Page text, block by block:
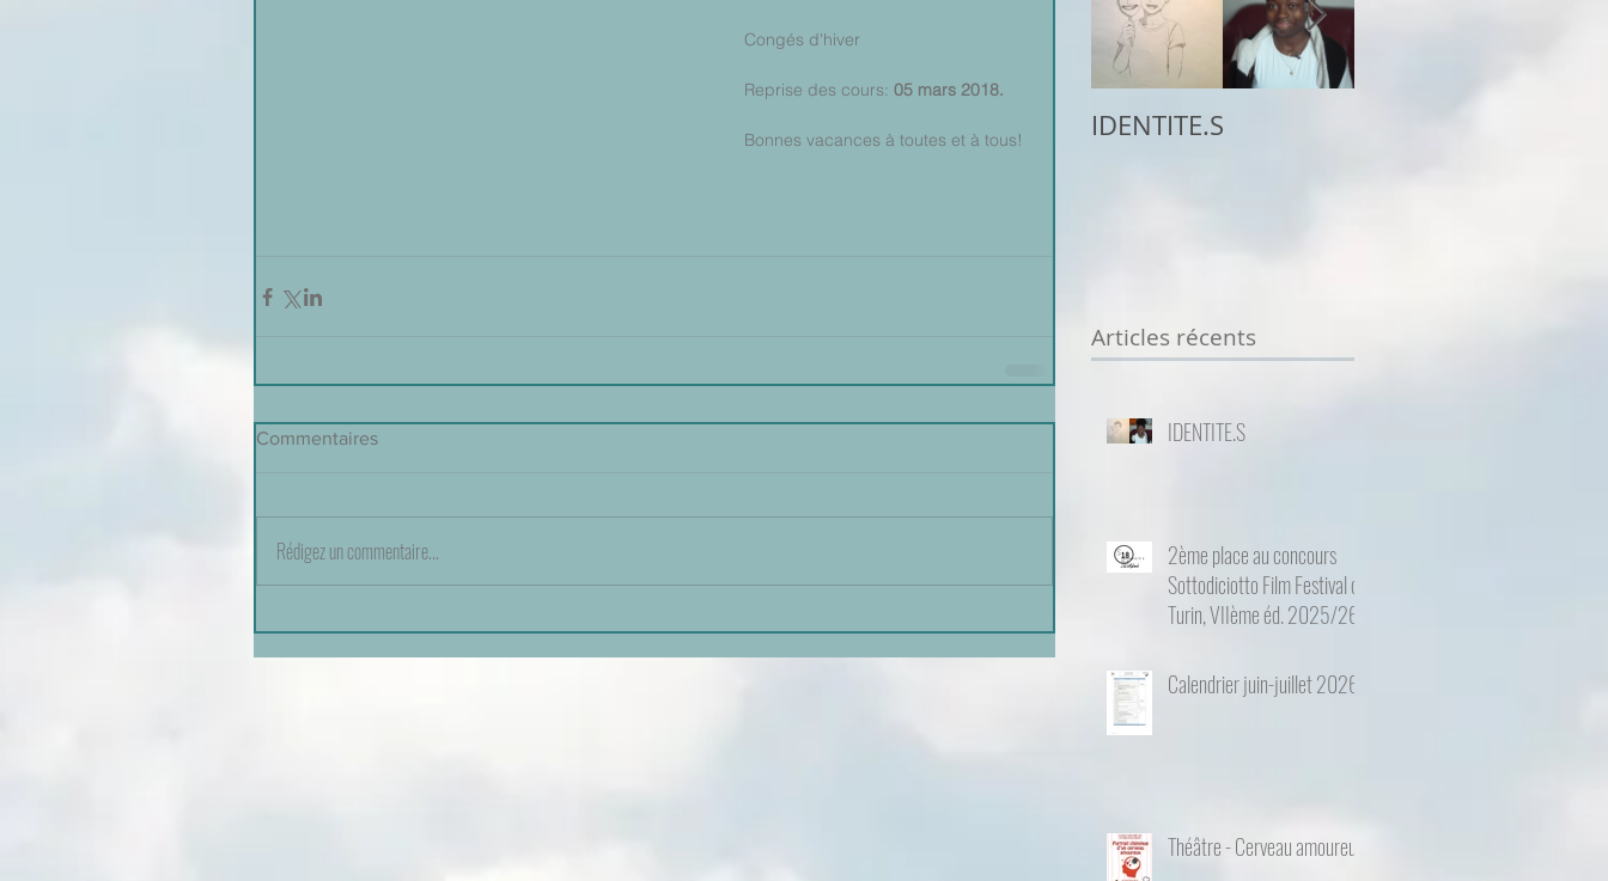
Congés d'hiver
Reprise des cours: 05 mars 2018.
Bonnes vacances à toutes et à tous!
Commentaires
Rédigez un commentaire...
IDENTITE.S
Articles récents
IDENTITE.S
2ème place au concours
Sottodiciotto Film Festival de
Turin, VIIème éd. 2025/26
Calendrier juin-juillet 2026
Théâtre - Cerveau amoureux